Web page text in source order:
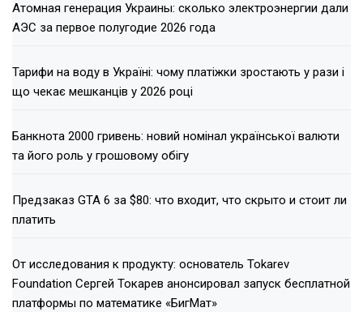
Атомная генерация Украины: сколько электроэнергии дали
АЭС за первое полугодие 2026 года
Тарифи на воду в Україні: чому платіжки зростають у рази і
що чекає мешканців у 2026 році
Банкнота 2000 гривень: новий номінал української валюти
та його роль у грошовому обігу
Предзаказ GTA 6 за $80: что входит, что скрыто и стоит ли
платить
От исследования к продукту: основатель Tokarev
Foundation Сергей Токарев анонсировал запуск бесплатной
платформы по математике «БигМат»